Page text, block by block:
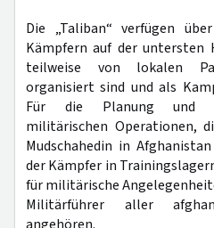
Die „Taliban“ verfügen
Kämpfern auf der untersten
teilweise von lokalen
organisiert sind und als
Für die Planung und
militärischen Operationen,
Mudschahedin in
der Kämpfer in
für militärische
Militärführer aller